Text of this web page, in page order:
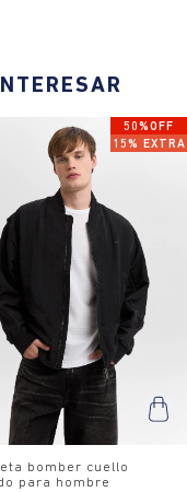
50%OFF
15% EXTRA
bomber cuello
para hombre